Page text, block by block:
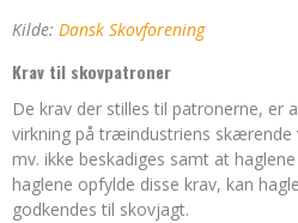
Kilde: Dansk Skovforening
Krav til skovpatroner
De krav der stilles til patronerne, er
virkning på træindustriens
mv. ikke beskadiges samt at
haglene opfylde disse krav, kan
godkendes til skovjagt.